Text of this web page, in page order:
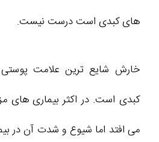
های کبدی است درست نیست.
خارش شایع ترین علامت
کبدی است. در اکثر بیماری های
می افتد اما شیوع و شدت آن در